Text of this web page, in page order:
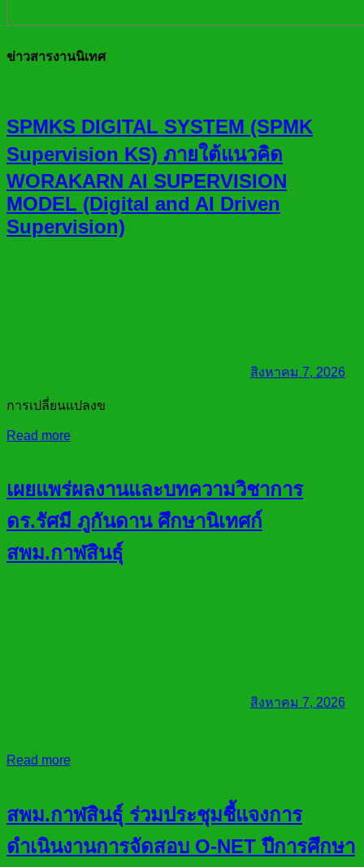
ข่าวสารงานนิเทศ
SPMKS DIGITAL SYSTEM (SPMK
Supervision KS) ภายใต้แนวคิด
WORAKARN AI SUPERVISION
MODEL (Digital and AI Driven
Supervision)
สิงหาคม 7, 2026
การเปลี่ยนแปลงข
Read more
เผยแพร่ผลงานและบทความวิชาการ
ดร.รัศมี ภูกันดาน ศึกษานิเทศก์
สพม.กาฬสินธุ์
สิงหาคม 7, 2026
Read more
สพม.กาฬสินธุ์ ร่วมประชุมชี้แจงการ
ดำเนินงานการจัดสอบ O-NET ปีการศึกษา